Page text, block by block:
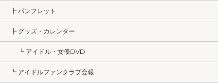
┣ パンフレット
┣ グッズ・カレンダー
┗ アイドル・女優DVD
┗ アイドルファンクラブ会報